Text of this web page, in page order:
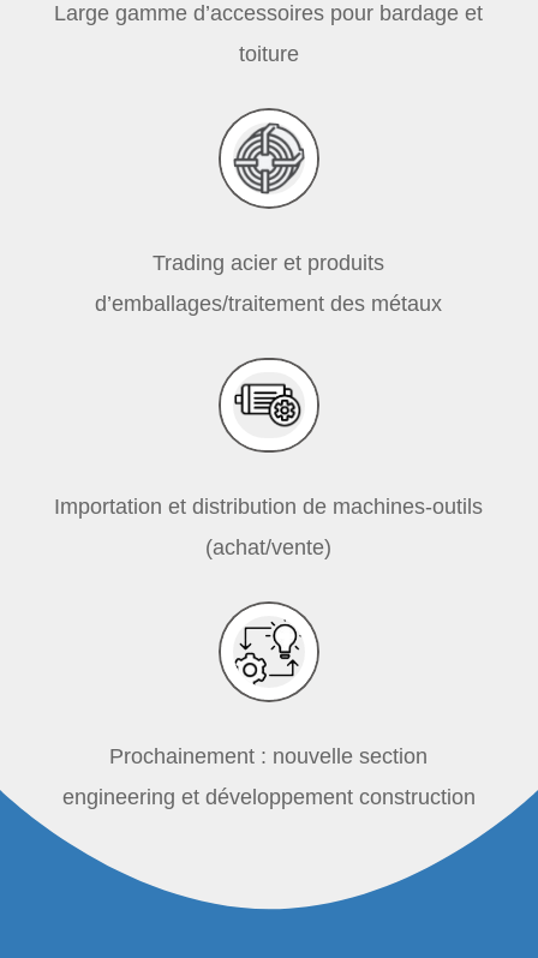
Large gamme d’accessoires pour bardage et
toiture
Trading acier et produits
d’emballages/traitement des métaux
Importation et distribution de machines-outils
(achat/vente)
Prochainement : nouvelle section
engineering et développement construction